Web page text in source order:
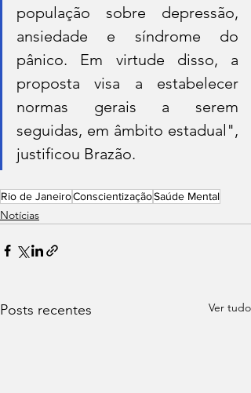
população sobre depressão,
ansiedade e síndrome do
pânico. Em virtude disso, a
proposta visa a estabelecer
normas gerais a serem
seguidas, em âmbito estadual",
justificou Brazão.
Rio de JaneiroConscientizaçãoSaúde Mental
Notícias
Posts recentes Ver tudo